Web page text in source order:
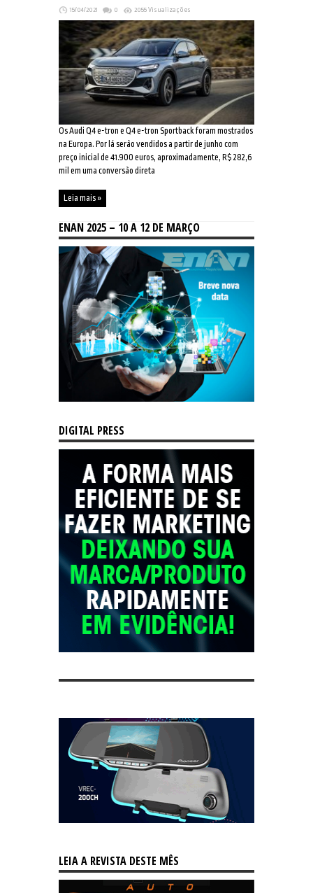
15/04/2021 0 2055 Visualizações
Os Audi Q4 e-tron e Q4 e-tron Sportback foram mostrados
na Europa. Por lá serão vendidos a partir de junho com
preço inicial de 41.900 euros, aproximadamente, R$ 282,6
mil em uma conversão direta
Leia mais »
ENAN 2025 – 10 A 12 DE MARÇO
DIGITAL PRESS
LEIA A REVISTA DESTE MÊS